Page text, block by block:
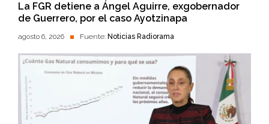
La FGR detiene a Ángel Aguirre, exgobernador
de Guerrero, por el caso Ayotzinapa
agosto 6, 2026 Fuente: Noticias Radiorama